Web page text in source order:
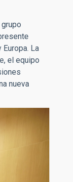
La
el equipo
nueva